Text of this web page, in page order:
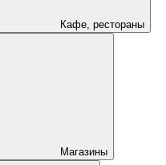
Кафе, рестораны
Магазины